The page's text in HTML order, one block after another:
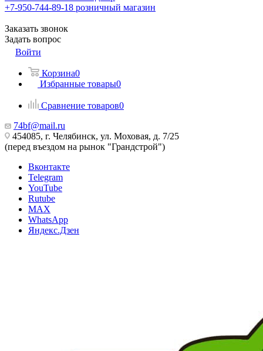
+7-950-744-89-18 розничный магазин
Заказать звонок
Задать вопрос
Войти
Корзина0
Избранные товары0
Сравнение товаров0
74bf@mail.ru
454085, г. Челябинск, ул. Моховая, д. 7/25
(перед въездом на рынок "Грандстрой")
Вконтакте
Telegram
YouTube
Rutube
MAX
WhatsApp
Яндекс.Дзен